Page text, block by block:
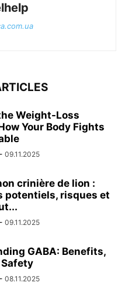
Weight-Loss
Your Body Fights
- 09.11.2025
crinière de lion :
potentiels, risques et
- 09.11.2025
GABA: Benefits,
Safety
- 08.11.2025